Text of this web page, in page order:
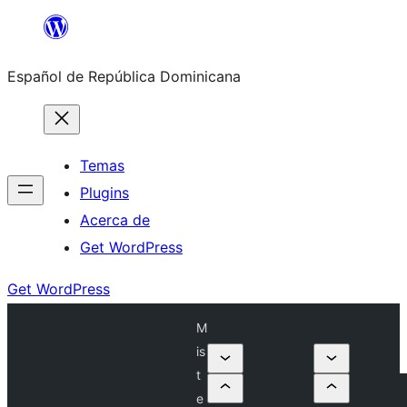
Saltar
contenido
Español de República Dominicana
Temas
Plugins
Acerca de
Get WordPress
Get WordPress
M
is
t
e